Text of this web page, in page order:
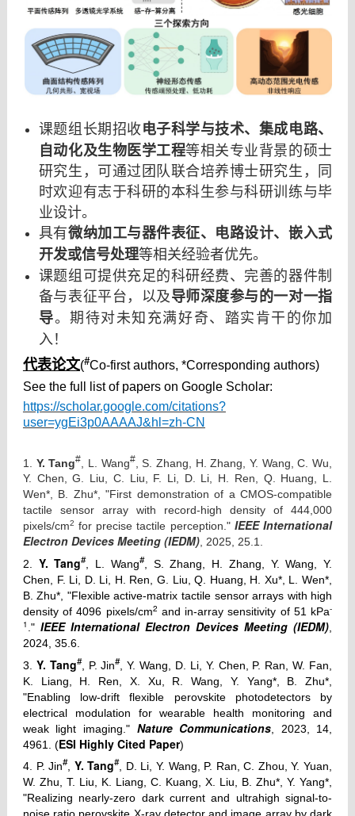
课题组长期招收电子科学与技术、集成电路、
自动化及生物医学工程等相关专业背景的硕士
研究生，可通过团队联合培养博士研究生，同
时欢迎有志于科研的本科生参与科研训练与毕
业设计。
具有微纳加工与器件表征、电路设计、嵌入式
开发或信号处理等相关经验者优先。
课题组可提供充足的科研经费、完善的器件制
备与表征平台，以及导师深度参与的一对一指
导。期待对未知充满好奇、踏实肯干的你加
入！
代表论文(#Co-first authors, *Corresponding authors)
See the full list of papers on Google Scholar:
https://scholar.google.com/citations?
user=ygEi3p0AAAAJ&hl=zh-CN
1. Y. Tang# , L. Wang#, S. Zhang, H. Zhang, Y. Wang, C. Wu,
Y. Chen, G. Liu, C. Liu, F. Li, D. Li, H. Ren, Q. Huang, L.
Wen*, B. Zhu*, "First demonstration of a CMOS-compatible
tactile sensor array with record-high density of 444,000
pixels/cm2 for precise tactile perception." IEEE International
Electron Devices Meeting (IEDM), 2025, 25.1.
2. Y. Tang# , L. Wang#, S. Zhang, H. Zhang, Y. Wang, Y.
Chen, F. Li, D. Li, H. Ren, G. Liu, Q. Huang, H. Xu*, L. Wen*,
B. Zhu*, "Flexible active-matrix tactile sensor arrays with high
density of 4096 pixels/cm2 and in-array sensitivity of 51 kPa-
1 ." IEEE International Electron Devices Meeting (IEDM)
2024, 35.6.
3. Y. Tang#, P. Jin# , Y. Wang, D. Li, Y. Chen, P. Ran, W. Fan,
K. Liang, H. Ren, X. Xu, R. Wang, Y. Yang*, B. Zhu*,
"Enabling low-drift flexible perovskite photodetectors by
electrical modulation for wearable health monitoring and
weak light imaging." Nature Communications , 2023, 14,
4961. (ESI Highly Cited Paper)
4. P. Jin#, Y. Tang#, D. Li, Y. Wang, P. Ran, C. Zhou, Y. Yuan,
W. Zhu, T. Liu, K. Liang, C. Kuang, X. Liu, B. Zhu*, Y. Yang*,
"Realizing nearly-zero dark current and ultrahigh signal-to-